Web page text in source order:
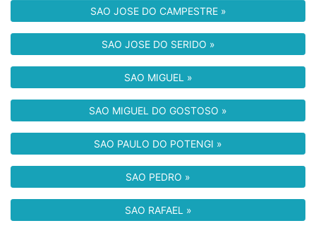
SAO JOSE DO CAMPESTRE »
SAO JOSE DO SERIDO »
SAO MIGUEL »
SAO MIGUEL DO GOSTOSO »
SAO PAULO DO POTENGI »
SAO PEDRO »
SAO RAFAEL »